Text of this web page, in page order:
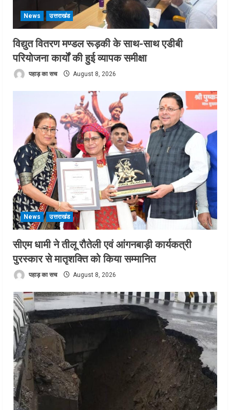
News उत्तराखंड
विद्युत वितरण मण्डल रूड़की के साथ-साथ एडीबी
परियोजना कार्यों की हुई व्यापक समीक्षा
पहाड़ का सच August 8, 2026
News उत्तराखंड
सीएम धामी ने तीलू रौतेली एवं आंगनबाड़ी कार्यकत्री
पुरस्कार से मातृशक्ति को किया सम्मानित
पहाड़ का सच August 8, 2026